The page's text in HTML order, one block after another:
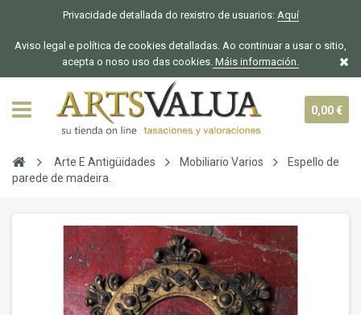
Privacidade detallada do rexistro de usuarios: Aquí
Aviso legal e política de cookies detalladas. Ao continuar a usar o sitio,
acepta o noso uso das cookies. Máis información.
0,00 €
Arte E Antigüidades Mobiliario Varios
Espello de
parede de madeira.